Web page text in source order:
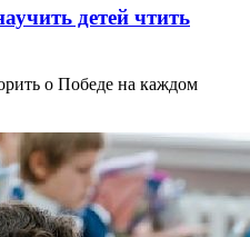
детей чтить
о Победе на каждом